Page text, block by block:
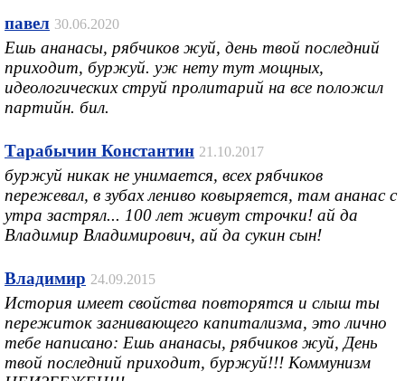
павел 30.06.2020
Ешь ананасы, рябчиков жуй, день твой последний
приходит, буржуй. уж нету тут мощных,
идеологических струй пролитарий на все положил
партийн. бил.
Тарабычин Константин 21.10.2017
буржуй никак не унимается, всех рябчиков
пережевал, в зубах лениво ковыряется, там ананас с
утра застрял... 100 лет живут строчки! ай да
Владимир Владимирович, ай да сукин сын!
Владимир 24.09.2015
История имеет свойства повторятся и слыш ты
пережиток загнивающего капитализма, это лично
тебе написано: Ешь ананасы, рябчиков жуй, День
твой последний приходит, буржуй!!! Коммунизм